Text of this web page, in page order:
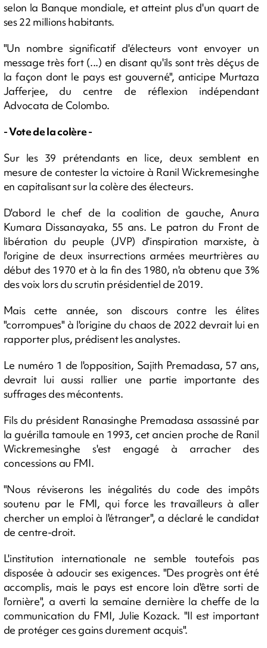
selon la Banque mondiale, et atteint plus d'un quart de
ses 22 millions habitants.
"Un nombre significatif d'électeurs vont envoyer un
message très fort (...) en disant qu'ils sont très déçus de
la façon dont le pays est gouverné", anticipe Murtaza
Jafferjee, du centre de réflexion indépendant
Advocata de Colombo.
- Vote de la colère -
Sur les 39 prétendants en lice, deux semblent en
mesure de contester la victoire à Ranil Wickremesinghe
en capitalisant sur la colère des électeurs.
D'abord le chef de la coalition de gauche, Anura
Kumara Dissanayaka, 55 ans. Le patron du Front de
libération du peuple (JVP) d'inspiration marxiste, à
l'origine de deux insurrections armées meurtrières au
début des 1970 et à la fin des 1980, n'a obtenu que 3%
des voix lors du scrutin présidentiel de 2019.
Mais cette année, son discours contre les élites
"corrompues" à l'origine du chaos de 2022 devrait lui en
rapporter plus, prédisent les analystes.
Le numéro 1 de l'opposition, Sajith Premadasa, 57 ans,
devrait lui aussi rallier une partie importante des
suffrages des mécontents.
Fils du président Ranasinghe Premadasa assassiné par
la guérilla tamoule en 1993, cet ancien proche de Ranil
Wickremesinghe s'est engagé à arracher des
concessions au FMI.
"Nous réviserons les inégalités du code des impôts
soutenu par le FMI, qui force les travailleurs à aller
chercher un emploi à l'étranger", a déclaré le candidat
de centre-droit.
L'institution internationale ne semble toutefois pas
disposée à adoucir ses exigences. "Des progrès ont été
accomplis, mais le pays est encore loin d'être sorti de
l'ornière", a averti la semaine dernière la cheffe de la
communication du FMI, Julie Kozack. "Il est important
de protéger ces gains durement acquis".